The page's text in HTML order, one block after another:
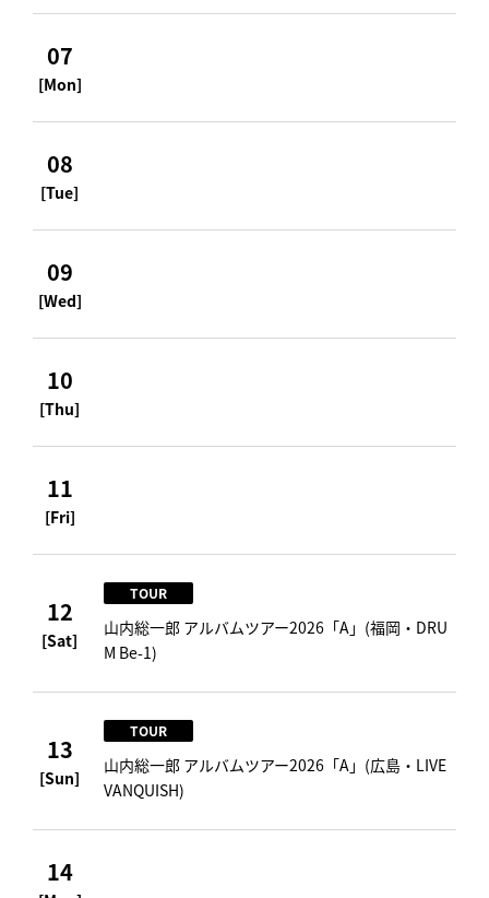
07
[Mon]
08
[Tue]
09
[Wed]
10
[Thu]
11
[Fri]
12
[Sat]
TOUR
山内総一郎 アルバムツアー2026「A」(福岡・DRU
M Be-1)
13
[Sun]
TOUR
山内総一郎 アルバムツアー2026「A」(広島・LIVE
VANQUISH)
14